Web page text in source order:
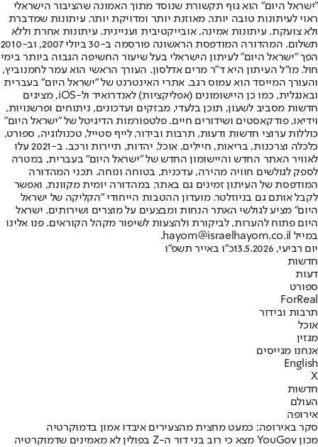
"ישראל היום" הוא גוף תקשורת שנוסד מתוך האמונה שהציבור הישראלי
ראוי לעיתונות טובה יותר, מאוזנת יותר ומדויקת יותר. עיתונות שמדברת
ולא צועקת. עיתונות אמינה, אובייקטיבית ועניינית. עיתונות אחרת וללא
תשלום. המהדורה המודפסת הראשונה פורסמה ב-30 ביולי 2007, וב-2010
הפך "ישראל היום" לעיתון הישראלי בעל שיעור החשיפה הגבוה ביותר בימי
חול. מו"ל העיתון היא ד"ר מרים אדלסון. העורך הראשי הוא עמר לחמנוביץ,
והעורך המייסד הוא עמוס רגב. אתרי האינטרנט של "ישראל היום" בעברית
ובאנגלית, כמו כן היישומונים (אפליקציות) לאנדרואיד ול-iOS, מציגים
חדשות מסביב לשעון, תוכן בלעדי, מבזקים ועדכונים, ניתוחים ופרשנויות,
וידיאו, פודקאסטים ושידורים חיים. פלטפורמות הדיגיטל של "ישראל היום"
כוללות ערוצי חדשות ודעות, תרבות ובידור, לייף סטייל, טכנולוגיה, ספורט,
כלכלה וצרכנות, בריאות, חיילים, אוכל, יהדות, תיירות ורכב. ב-2021 עלו
לאוויר האתר החדש והיישומון החדש של "ישראל היום" בעברית, במטרה
לספק לגולשים חוויה מהירה, עדכנית, בטוחה ונוחה. תכני המהדורה
המודפסת של העיתון זמינים גם באתר, במהדורה יומית מקוונת, ואפשר
לקבל אותם גם בניוזלטר. מועדון ההטבות הייחודי "הקליקה של ישראל
היום" מציע לגולשי האתר הנחות ומבצעים על מוצרים ושירותים. ישראל
היום פתוח להערות, לביקורת ולהצעות לשיפור מקהל הקוראים. פנו אלינו
במייל hayom@israelhayom.co.il.
יום רביעי, 13.5.2026
כ"ו באייר תשפ"ו
חדשות
דעות
ספורט
ForReal
תרבות ובידור
אוכל
מגזין
אנחנו מגייסים
English
X
חדשות
העולם
אירופה
סקר באירופה: כמעט מחצית מהצעירים איבדו אמון בדמוקרטיה
מכון YouGov מצא כי רוב בני דור ה-Z בפולין לא מאמינים שדמוקרטיה